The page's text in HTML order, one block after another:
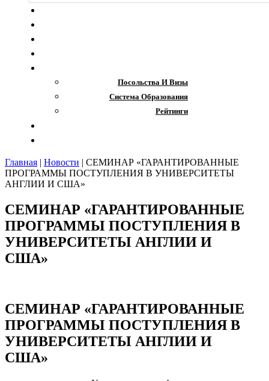
Посольства И Визы
Система Образования
Рейтинги
Главная | Новости | СЕМИНАР «ГАРАНТИРОВАННЫЕ
ПРОГРАММЫ ПОСТУПЛЕНИЯ В УНИВЕРСИТЕТЫ
АНГЛИИ И США»
СЕМИНАР «ГАРАНТИРОВАННЫЕ
ПРОГРАММЫ ПОСТУПЛЕНИЯ В
УНИВЕРСИТЕТЫ АНГЛИИ И
США»
СЕМИНАР «ГАРАНТИРОВАННЫЕ
ПРОГРАММЫ ПОСТУПЛЕНИЯ В
УНИВЕРСИТЕТЫ АНГЛИИ И
США»